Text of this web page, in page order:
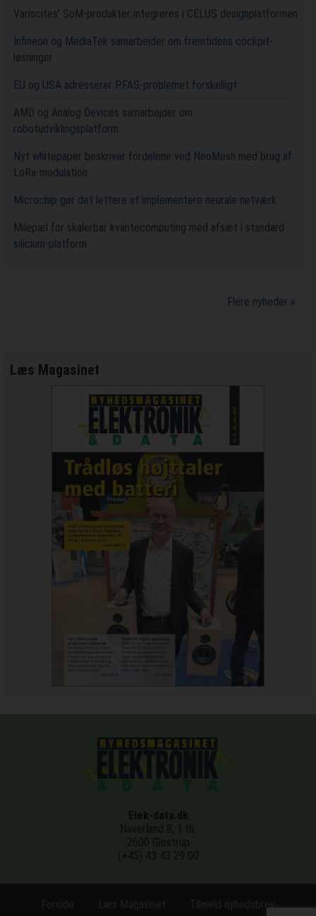
Variscites' SoM-produkter integreres i CELUS designplatformen
Infineon og MediaTek samarbejder om fremtidens cockpit-
løsninger
EU og USA adresserer PFAS-problemet forskelligt
AMD og Analog Devices samarbejder om
robotudviklingsplatform
Nyt whitepaper beskriver fordelene ved NeoMesh med brug af
LoRa-modulation
Microchip gør det lettere at implementere neurale netværk
Milepæl for skalerbar kvantecomputing med afsæt i standard
silicium-platform
Flere nyheder »
Læs Magasinet
Elek-data.dk
Naverland 8, 1.th.
2600 Glostrup
(+45) 43 43 29 00